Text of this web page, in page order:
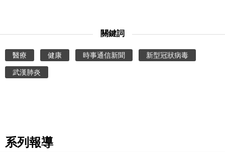
關鍵詞
醫療 健康 時事通信新聞 新型冠狀病毒
武漢肺炎
系列報導